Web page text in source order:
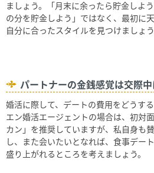
ましょう。「月末に余ったら貯金しよ
の分を貯金しよう」ではなく、最初に
自分に合ったスタイルを見つけましょう
パートナーの金銭感覚は交際
婚活に際して、デートの費用をどうす
エン婚活エージェントの場合は、初対
カン」を推奨していますが、私自身も
し、また会いたいとなれば、食事デー
盛り上がれるところを考えましょう。